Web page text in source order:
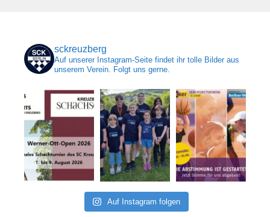
sckreuzberg
Auf unserer Instagram-Seite findet ihr tolle Bilder aus
unserem Verein. Folgt uns gerne.
Auf Instagram folgen